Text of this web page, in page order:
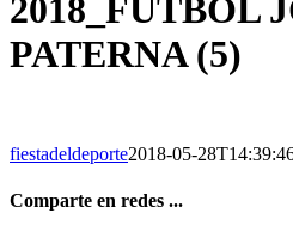
2018_FÚTBOL
PATERNA (5)
fiestadeldeporte2018-05-
Comparte en redes ...